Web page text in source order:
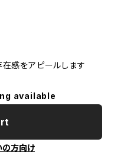
感をアピールします
available
の方向け